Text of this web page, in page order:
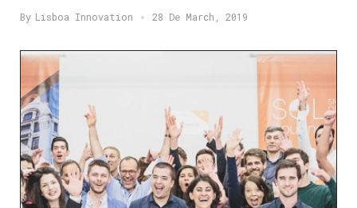
By Lisboa Innovation 28 De March, 2019